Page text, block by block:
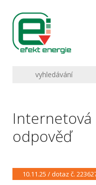
Internetová
odpověď
10.11.25 / dotaz č.